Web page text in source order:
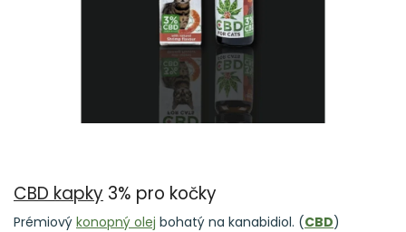
CBD kapky 3% pro kočky
Prémiový konopný olej bohatý na kanabidiol. (CBD)